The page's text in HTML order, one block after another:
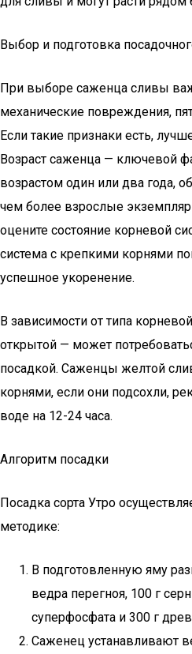
Выбор и подготовка
При выборе саженца сливы
механические повреждения,
Если такие признаки есть,
Возраст саженца — ключевой
возрастом один или два года,
чем более взрослые
оцените состояние корневой
система с крепкими корнями
успешное укоренение.
В зависимости от типа
открытой — может
посадкой. Саженцы желтой
корнями, если они подсохли,
воде на 12-24 часа.
Алгоритм посадки
Посадка сорта Утро
методике:
В подготовленную яму
ведра перегноя, 100 г
суперфосфата и 300 г
Саженец устанавливают